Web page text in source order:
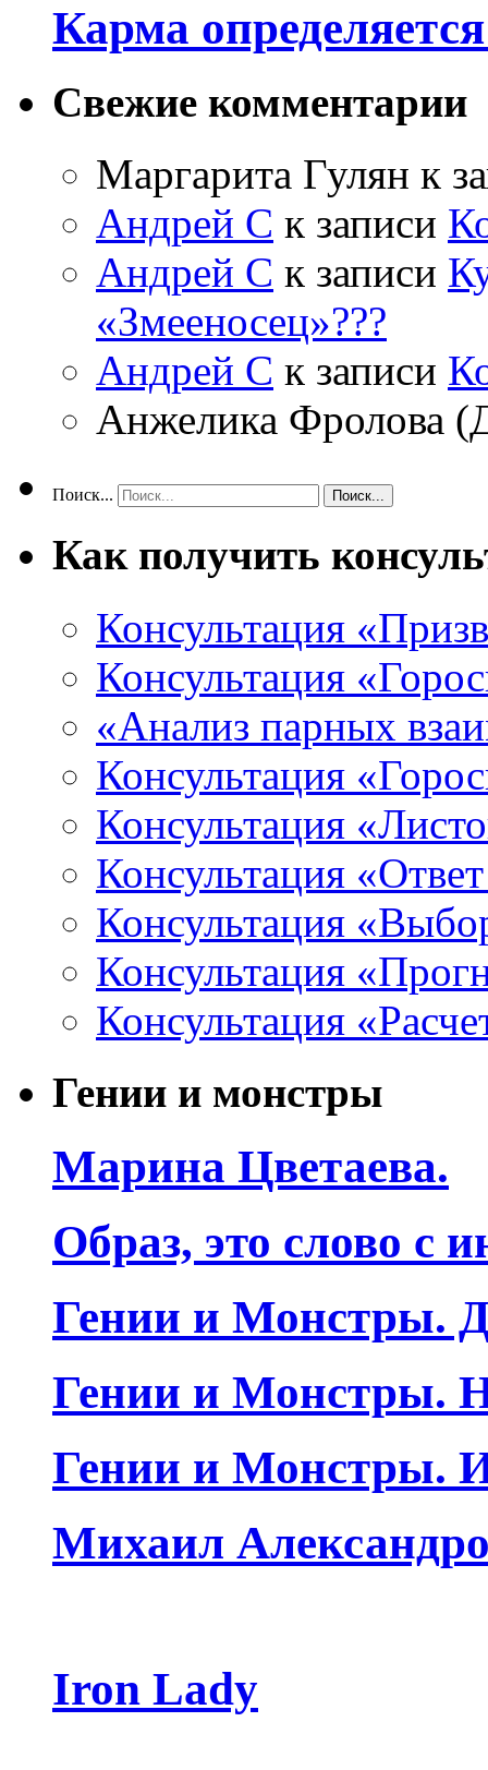
Карма
Свежие комментарии
Маргарита Гулян к
Андрей С к записи
Андрей С к записи
«Змееносец»???
Андрей С к записи
Анжелика Фролова
Поиск...
Как получить
Консультация
Консультация
«Анализ парных
Консультация
Консультация
Консультация
Консультация
Консультация
Консультация
Гении и монстры
Марина Цветаева.
Образ, это слово с
Гении и Монстры.
Гении и Монстры.
Гении и Монстры.
Михаил
Iron Lady